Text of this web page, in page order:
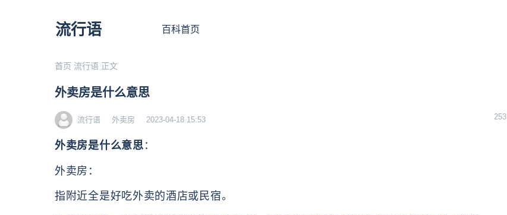
流行语 百科首页
首页 流行语 正文
外卖房是什么意思
流行语 外卖房 2023-04-18 15:53 253
外卖房是什么意思 ：
外卖房：
指附近全是好吃外卖的酒店或民宿。